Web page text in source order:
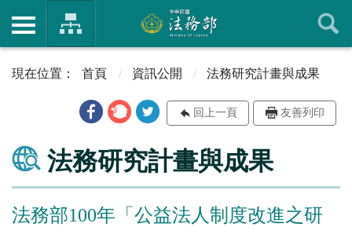
首頁 資訊公開 法務研究計畫與成果
回上一頁 友善列印
法務研究計畫與成果
法務部100年「公益法人制度改進之研